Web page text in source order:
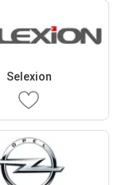
Selexion